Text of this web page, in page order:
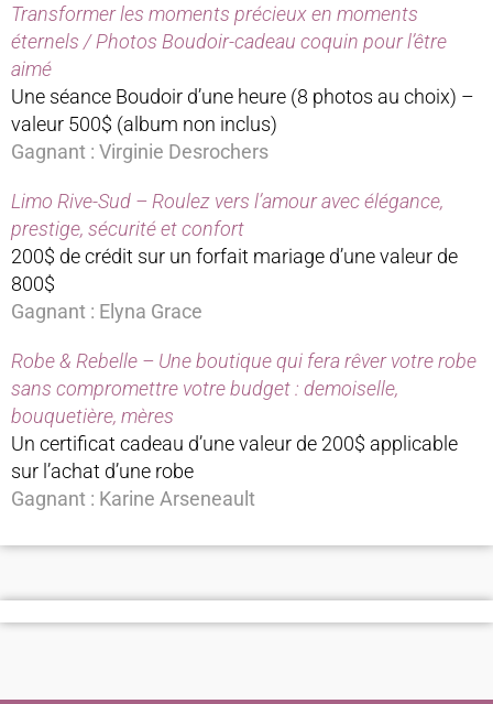
Transformer les moments précieux en moments
éternels / Photos Boudoir-cadeau coquin pour l’être
aimé
Une séance Boudoir d’une heure (8 photos au choix) –
valeur 500$ (album non inclus)
Gagnant : Virginie Desrochers
Limo Rive-Sud – Roulez vers l’amour avec élégance,
prestige, sécurité et confort
200$ de crédit sur un forfait mariage d’une valeur de
800$
Gagnant : Elyna Grace
Robe & Rebelle – Une boutique qui fera rêver votre robe
sans compromettre votre budget : demoiselle,
bouquetière, mères
Un certificat cadeau d’une valeur de 200$ applicable
sur l’achat d’une robe
Gagnant : Karine Arseneault